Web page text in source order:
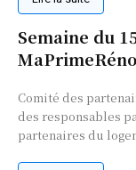
Semaine du
Comité des
des responsables
partenaires du